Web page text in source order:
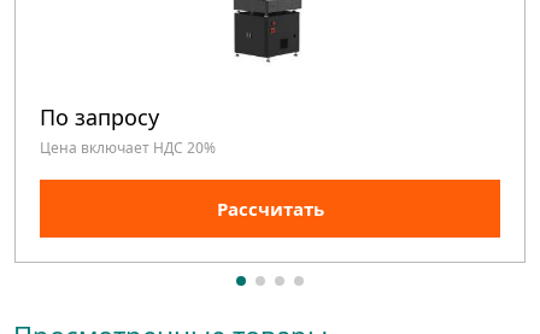
По запросу
Цена включает НДС 20%
Рассчитать